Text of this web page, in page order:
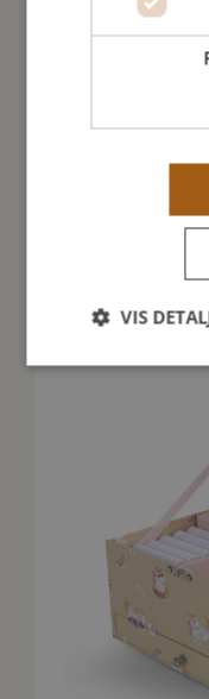
Sådan plejer du mig
Du vil
VIS